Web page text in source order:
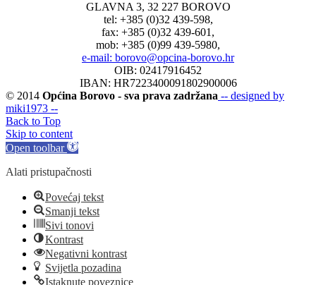
GLAVNA 3, 32 227 BOROVO
tel: +385 (0)32 439-598,
fax: +385 (0)32 439-601,
mob: +385 (0)99 439-5980,
e-mail: borovo@opcina-borovo.hr
OIB: 02417916452
IBAN: HR7223400091802900006
© 2014 Općina Borovo - sva prava zadržana -- designed by
miki1973 --
Back to Top
Skip to content
Open toolbar
Alati pristupačnosti
Povećaj tekst
Smanji tekst
Sivi tonovi
Kontrast
Negativni kontrast
Svijetla pozadina
Istaknute poveznice